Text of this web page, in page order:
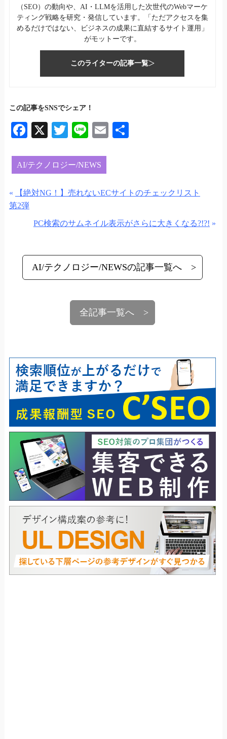
（SEO）の動向や、AI・LLMを活用した次世代のWebマーケ
ティング戦略を研究・発信しています。「ただアクセスを集
めるだけではない、ビジネスの成果に直結するサイト運用」
がモットーです。
このライターの記事一覧
この記事をSNSでシェア！
Fa
bo
ok
X T
tte
r
Li E 共
AI/テクノロジー/NEWS
«
【絶対NG！】売れないECサイトのチェックリスト
第2弾
PC検索のサムネイル表示がさらに大きくなる?!?! »
AI/テクノロジー/NEWSの記事一覧へ
全記事一覧へ